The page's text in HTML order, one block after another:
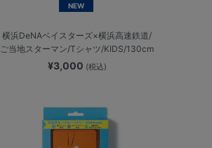
NEW
横浜DeNAベイスターズ×横浜高速鉄道/
ご当地スターマン/Tシャツ/KIDS/130cm
¥3,000 (税込)